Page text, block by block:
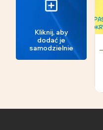
Kliknij, aby
dodać je
samodzielnie